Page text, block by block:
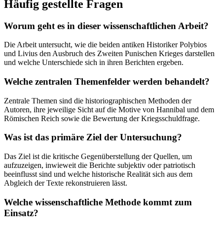
Häufig gestellte Fragen
Worum geht es in dieser wissenschaftlichen Arbeit?
Die Arbeit untersucht, wie die beiden antiken Historiker Polybios
und Livius den Ausbruch des Zweiten Punischen Krieges darstellen
und welche Unterschiede sich in ihren Berichten ergeben.
Welche zentralen Themenfelder werden behandelt?
Zentrale Themen sind die historiographischen Methoden der
Autoren, ihre jeweilige Sicht auf die Motive von Hannibal und dem
Römischen Reich sowie die Bewertung der Kriegsschuldfrage.
Was ist das primäre Ziel der Untersuchung?
Das Ziel ist die kritische Gegenüberstellung der Quellen, um
aufzuzeigen, inwieweit die Berichte subjektiv oder patriotisch
beeinflusst sind und welche historische Realität sich aus dem
Abgleich der Texte rekonstruieren lässt.
Welche wissenschaftliche Methode kommt zum
Einsatz?